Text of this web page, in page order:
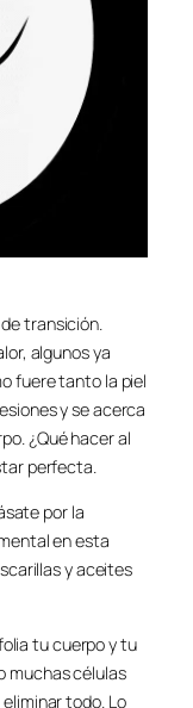
transición.
algunos ya
fuere tanto la piel
y se acerca
¿Qué hacer al
perfecta.
por la
en esta
y aceites
tu cuerpo y tu
muchas células
todo. Lo